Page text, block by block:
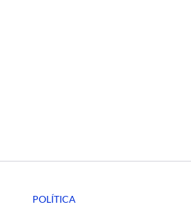
POLÍTICA